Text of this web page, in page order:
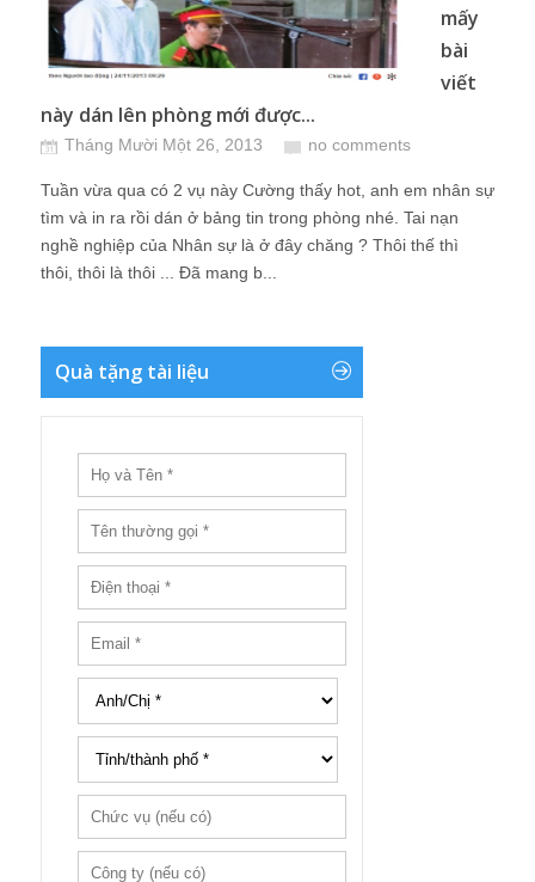
mấy
bài
viết
này dán lên phòng mới được...
Tháng Mười Một 26, 2013 no comments
Tuần vừa qua có 2 vụ này Cường thấy hot, anh em nhân sự
tìm và in ra rồi dán ở bảng tin trong phòng nhé. Tai nạn
nghề nghiệp của Nhân sự là ở đây chăng ? Thôi thế thì
thôi, thôi là thôi ... Đã mang b...
Quà tặng tài liệu